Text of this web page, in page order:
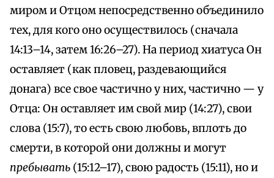
миром и Отцом непосредственно объединило
тех, для кого оно осуществилось (сначала
14:13–14, затем 16:26–27). На период хиатуса Он
оставляет (как пловец, раздевающийся
донага) все свое частично у них, частично — у
Отца: Он оставляет им свой мир (14:27), свои
слова (15:7), то есть свою любовь, вплоть до
смерти, в которой они должны и могут
пребывать (15:12–17), свою радость (15:11), но и